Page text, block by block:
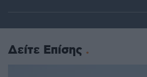
Δείτε Επίσης